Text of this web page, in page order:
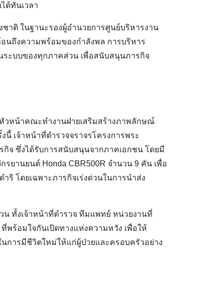
ด้ทันเวลา
าติ ในฐานะรองผู้อำนวยการศูนย์บริหารงาน
นถึงความพร้อมของกำลังพล การบริหาร
ระบบของทุกภาคส่วน เพื่อสนับสนุนภารกิจ
หน้าคณะทำงานฝ่ายเสริมสร้างภาพลักษณ์
นี้ เจ้าหน้าที่ตำรวจจราจรโครงการพระ
จ ซึ่งได้รับการสนับสนุนจากภาคเอกชน โดยมี
านยนต์ Honda CBR500R จำนวน 9 คัน เพื่อ
โดยเฉพาะภารกิจเร่งด่วนในการนำส่ง
ทั้งเจ้าหน้าที่ตำรวจ ทีมแพทย์ หน่วยงานที่
ร้อมใจกันเปิดทางแห่งความหวัง เพื่อให้
นการมีชีวิตใหม่ให้แก่ผู้ป่วยและครอบครัวอย่าง